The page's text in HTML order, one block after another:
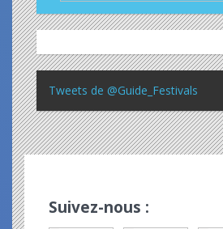
Tweets de @Guide_Festivals
Suivez-nous :